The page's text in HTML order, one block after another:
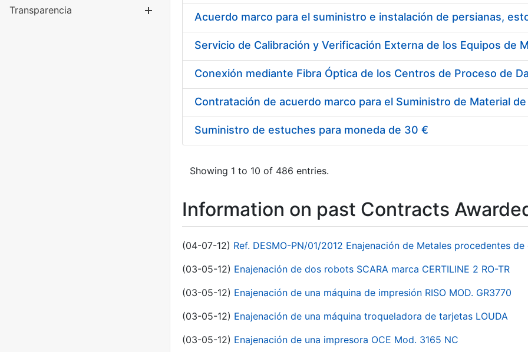
Transparencia Show/Hide
Acuerdo marco para el suministro e instalación de persianas,
Suministro de estuches para moneda de 30 €
Showing 1 to 10 of 486 entries.
Information on past Contracts
(04-07-12) Ref. DESMO-PN/01/2012 Enajenación de Metales procedentes
(03-05-12) Enajenación de dos robots SCARA marca CERTILINE 2 RO-TR
(03-05-12) Enajenación de una máquina de impresión RISO MOD. GR3770
(03-05-12) Enajenación de una máquina troqueladora de tarjetas LOUDA
(03-05-12) Enajenación de una impresora OCE Mod. 3165 NC